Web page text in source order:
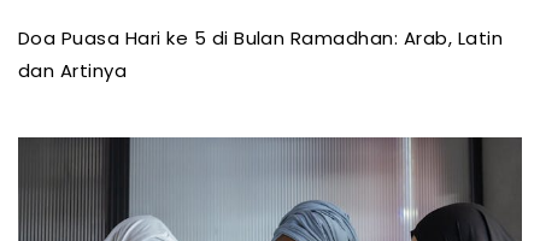
Doa Puasa Hari ke 5 di Bulan Ramadhan: Arab, Latin
dan Artinya